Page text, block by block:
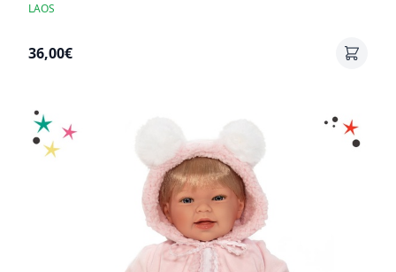
LAOS
36,00€